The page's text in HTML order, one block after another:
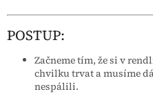
POSTUP:
Začneme tím, že si v
chvilku trvat a musíme
nespálili.